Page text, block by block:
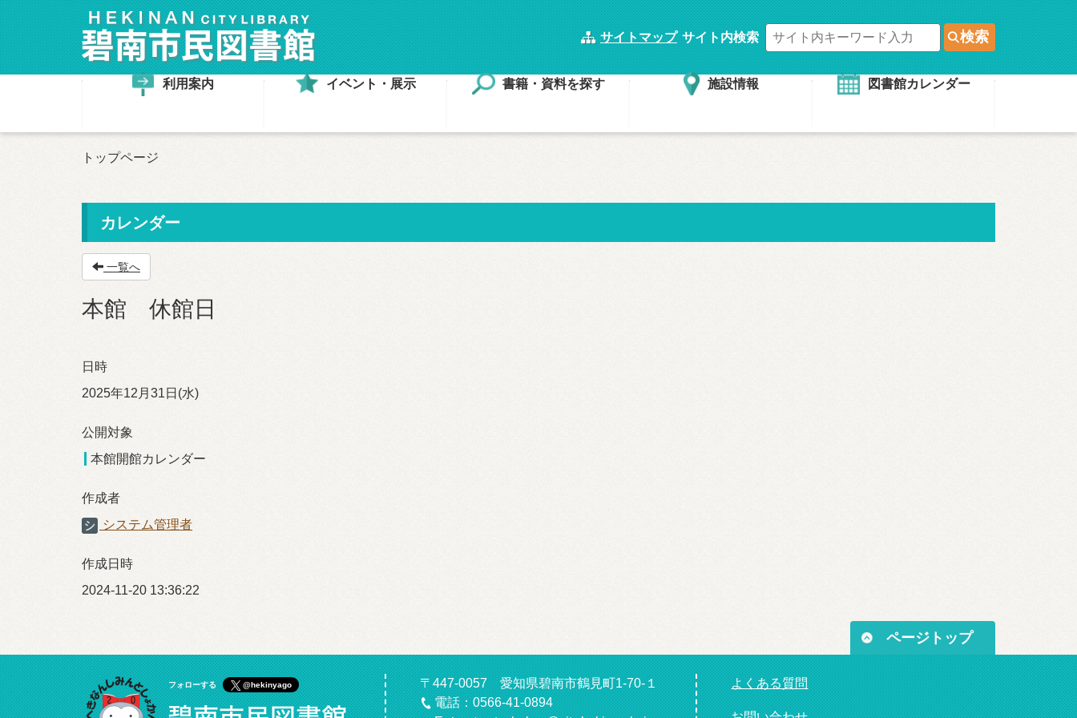
サイトマップ サイト内検索 検索
利用案内 イベント・展示 書籍・資料を探す 施設情報 図書館カレンダー
トップページ
カレンダー
一覧へ
本館 休館日
日時
2025年12月31日(水)
公開対象
本館開館カレンダー
作成者
システム管理者
作成日時
2024-11-20 13:36:22
ページトップ
フォローする @hekinyago
〒447-0057 愛知県碧南市鶴見町1-70-１
電話：0566-41-0894
よくある質問